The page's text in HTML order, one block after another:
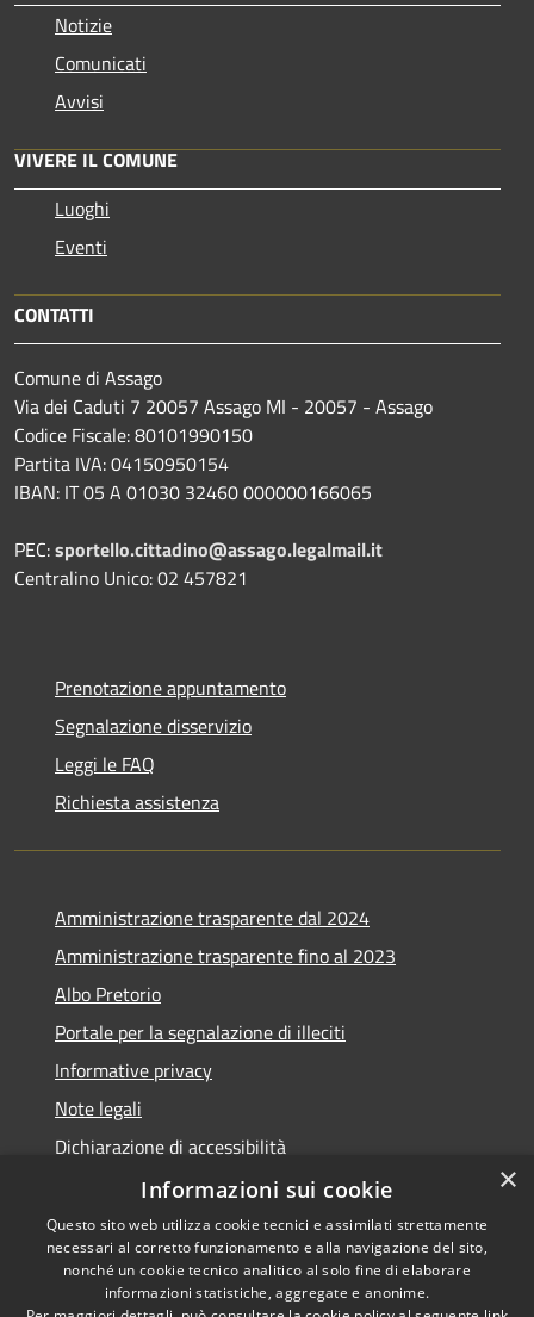
Notizie
Comunicati
Avvisi
VIVERE IL COMUNE
Luoghi
Eventi
CONTATTI
Comune di Assago
Via dei Caduti 7 20057 Assago MI - 20057 - Assago
Codice Fiscale: 80101990150
Partita IVA: 04150950154
IBAN: IT 05 A 01030 32460 000000166065
PEC:sportello.cittadino@assago.legalmail.it
Centralino Unico: 02 457821
Prenotazione appuntamento
Segnalazione disservizio
Leggi le FAQ
Richiesta assistenza
Amministrazione trasparente dal 2024
Amministrazione trasparente fino al 2023
Albo Pretorio
Portale per la segnalazione di illeciti
Informative privacy
Note legali
Dichiarazione di accessibilità
Segnalazioni di inaccessibilità
RSS Copyright © 2026 • Comune di
×
Informazioni sui cookie
Questo sito web utilizza cookie tecnici e assimilati strettamente
necessari al corretto funzionamento e alla navigazione del sito,
nonché un cookie tecnico analitico al solo fine di elaborare
informazioni statistiche, aggregate e anonime.